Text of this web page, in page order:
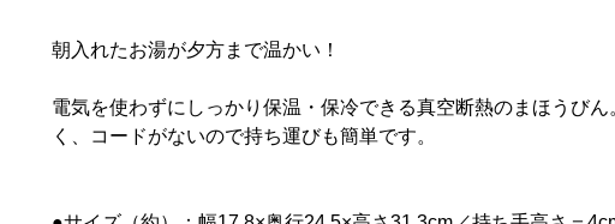
朝入れたお湯が夕方まで温かい！
電気を使わずにしっかり保温・保冷できる真空断熱のまほうびん
く、コードがないので持ち運びも簡単です。